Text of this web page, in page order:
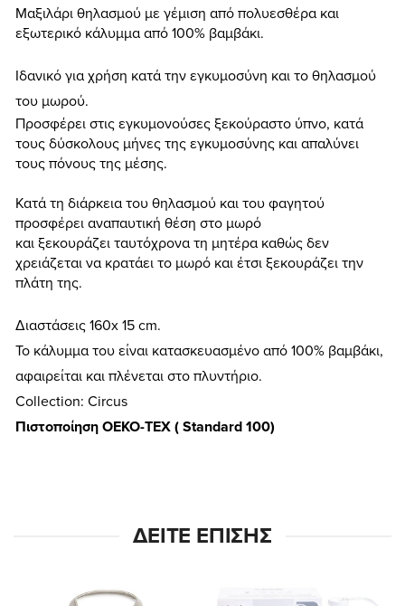
Μαξιλάρι θηλασμού με γέμιση από πολυεσθέρα και
εξωτερικό κάλυμμα από 100% βαμβάκι.
Ιδανικό για χρήση κατά την εγκυμοσύνη και το θηλασμού
του μωρού.
Προσφέρει στις εγκυμονούσες ξεκούραστο ύπνο, κατά
τους δύσκολους μήνες της εγκυμοσύνης και απαλύνει
τους πόνους της μέσης.
Κατά τη διάρκεια του θηλασμού και του φαγητού
προσφέρει αναπαυτική θέση στο μωρό
και ξεκουράζει ταυτόχρονα τη μητέρα καθώς δεν
χρειάζεται να κρατάει το μωρό και έτσι ξεκουράζει την
πλάτη της.
Διαστάσεις 160x 15 cm.
Το κάλυμμα του είναι κατασκευασμένο από 100% βαμβάκι,
αφαιρείται και πλένεται στο πλυντήριο.
Collection: Circus
Πιστοποίηση OEKO-TEX ( Standard 100)
ΔΕΊΤΕ ΕΠΊΣΗΣ